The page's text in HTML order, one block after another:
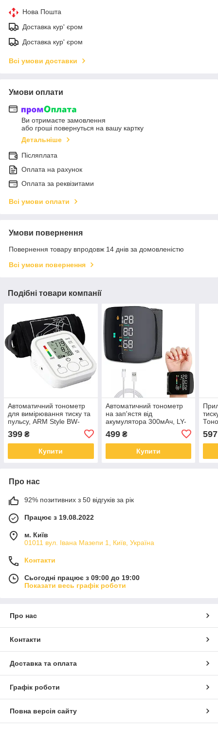
Нова Пошта
Доставка кур' єром
Доставка кур' єром
Всі умови доставки
Умови оплати
Ви отримаєте замовлення
або гроші повернуться на вашу картку
Детальніше
Післяплата
Оплата на рахунок
Оплата за реквізитами
Всі умови оплати
Умови повернення
Повернення товару впродовж 14 днів за домовленістю
Всі умови повернення
Подібні товари компанії
Автоматичний тонометр
для вимірювання тиску та
пульсу, ARM Style BW-
тонометр на плече /
Апарат для вимірювання
399 ₴
Купити
Автоматичний тонометр
на зап'ястя від
акумулятора 300мАч, LY-
для вимірювання тиску з
голосовим оповіщенням
499₴
Купити
та
597
Про нас
92% позитивних з 50 відгуків за рік
Працює з 19.08.2022
м. Київ
01011 вул. Івана Мазепи 1, Київ, Україна
Контакти
Сьогодні працює з 09:00 до 19:00
Показати весь графік роботи
Про нас
Контакти
Доставка та оплата
Графік роботи
Повна версія сайту